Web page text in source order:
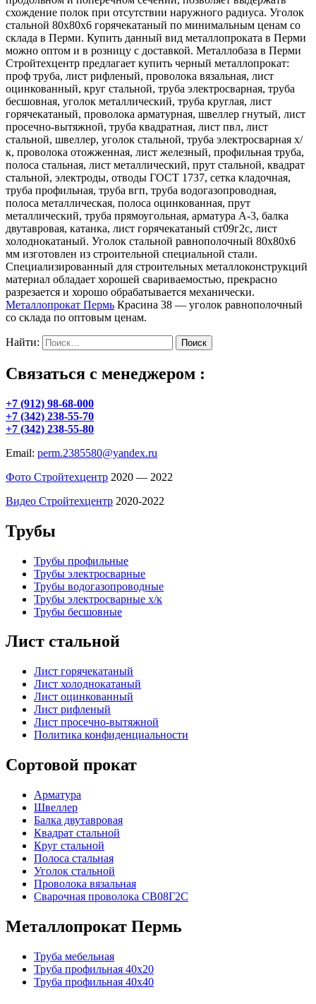
схождение полок при отсутствии наружного радиуса. Уголок
стальной 80х80х6 горячекатаный по минимальным ценам со
склада в Перми. Купить данный вид металлопроката в Перми
можно оптом и в розницу с доставкой. Металлобаза в Перми
Стройтехцентр предлагает купить черный металлопрокат:
проф труба, лист рифленый, проволока вязальная, лист
оцинкованный, круг стальной, труба электросварная, труба
бесшовная, уголок металлический, труба круглая, лист
горячекатаный, проволока арматурная, швеллер гнутый, лист
просечно-вытяжной, труба квадратная, лист пвл, лист
стальной, швеллер, уголок стальной, труба электросварная х/
к, проволока отожженная, лист железный, профильная труба,
полоса стальная, лист металлический, прут стальной, квадрат
стальной, электроды, отводы ГОСТ 1737, сетка кладочная,
труба профильная, труба вгп, труба водогазопроводная,
полоса металлическая, полоса оцинкованная, прут
металлический, труба прямоугольная, арматура А-3, балка
двутавровая, катанка, лист горячекатаный ст09г2с, лист
холоднокатаный. Уголок стальной равнополочный 80х80х6
мм изготовлен из строительной специальной стали.
Специализированный для строительных металлоконструкций
материал обладает хорошей свариваемостью, прекрасно
разрезается и хорошо обрабатывается механически.
Металлопрокат Пермь Красина 38 — уголок равнополочный
со склада по оптовым ценам.
Найти:
Связаться с менеджером :
+7 (912) 98-68-000
+7 (342) 238-55-70
+7 (342) 238-55-80
Email: perm.2385580@yandex.ru
Фото Стройтехцентр 2020 — 2022
Видео Стройтехцентр 2020-2022
Трубы
Трубы профильные
Трубы электросварные
Трубы водогазопроводные
Трубы электросварные х/к
Трубы бесшовные
Лист стальной
Лист горячекатаный
Лист холоднокатаный
Лист оцинкованный
Лист рифленый
Лист просечно-вытяжной
Политика конфиденциальности
Сортовой прокат
Арматура
Швеллер
Балка двутавровая
Квадрат стальной
Круг стальной
Полоса стальная
Уголок стальной
Проволока вязальная
Сварочная проволока СВ08Г2С
Металлопрокат Пермь
Труба мебельная
Труба профильная 40х20
Труба профильная 40х40